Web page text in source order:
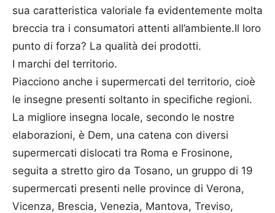
sua caratteristica valoriale fa evidentemente molta
breccia tra i consumatori attenti all’ambiente.Il loro
punto di forza? La qualità dei prodotti.
I marchi del territorio.
Piacciono anche i supermercati del territorio, cioè
le insegne presenti soltanto in specifiche regioni.
La migliore insegna locale, secondo le nostre
elaborazioni, è Dem, una catena con diversi
supermercati dislocati tra Roma e Frosinone,
seguita a stretto giro da Tosano, un gruppo di 19
supermercati presenti nelle province di Verona,
Vicenza, Brescia, Venezia, Mantova, Treviso,